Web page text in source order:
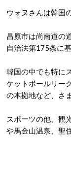
ウォヌさんは韓国
昌原市は尚南道の
自治法第175条に
韓国の中でも特に
ケットボールリー
の本拠地など、さ
スポーツの他、観
や馬金山温泉、聖